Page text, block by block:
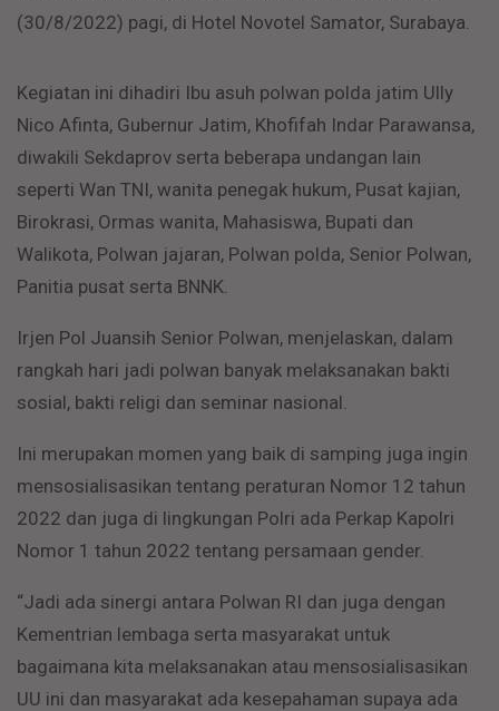
(30/8/2022) pagi, di Hotel Novotel Samator, Surabaya.
Kegiatan ini dihadiri Ibu asuh polwan polda jatim Ully
Nico Afinta, Gubernur Jatim, Khofifah Indar Parawansa,
diwakili Sekdaprov serta beberapa undangan lain
seperti Wan TNI, wanita penegak hukum, Pusat kajian,
Birokrasi, Ormas wanita, Mahasiswa, Bupati dan
Walikota, Polwan jajaran, Polwan polda, Senior Polwan,
Panitia pusat serta BNNK.
Irjen Pol Juansih Senior Polwan, menjelaskan, dalam
rangkah hari jadi polwan banyak melaksanakan bakti
sosial, bakti religi dan seminar nasional.
Ini merupakan momen yang baik di samping juga ingin
mensosialisasikan tentang peraturan Nomor 12 tahun
2022 dan juga di lingkungan Polri ada Perkap Kapolri
Nomor 1 tahun 2022 tentang persamaan gender.
“Jadi ada sinergi antara Polwan RI dan juga dengan
Kementrian lembaga serta masyarakat untuk
bagaimana kita melaksanakan atau mensosialisasikan
UU ini dan masyarakat ada kesepahaman supaya ada